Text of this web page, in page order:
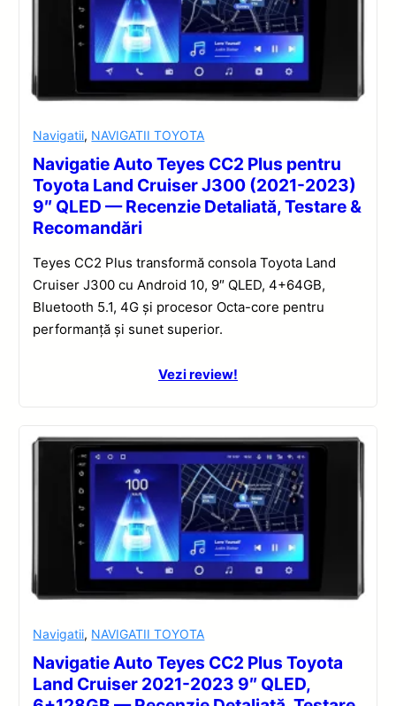
Navigatii, NAVIGATII TOYOTA
Navigatie Auto Teyes CC2 Plus pentru
Toyota Land Cruiser J300 (2021-2023)
9″ QLED — Recenzie Detaliată, Testare &
Recomandări
Teyes CC2 Plus transformă consola Toyota Land
Cruiser J300 cu Android 10, 9″ QLED, 4+64GB,
Bluetooth 5.1, 4G și procesor Octa-core pentru
performanță și sunet superior.
Vezi review!
Navigatii, NAVIGATII TOYOTA
Navigatie Auto Teyes CC2 Plus Toyota
Land Cruiser 2021-2023 9″ QLED,